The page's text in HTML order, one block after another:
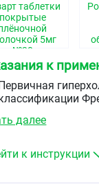
таблетки
покрытые
5мг
№30
к
Первичная
далее
к инструкции